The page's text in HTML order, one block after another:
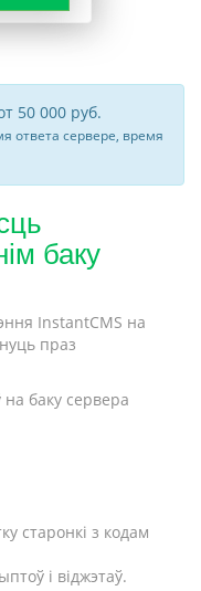
50 000 руб.
ответа сервере, время
баку
InstantCMS на
праз
баку сервера
старонкі з кодам
і віджэтаў.